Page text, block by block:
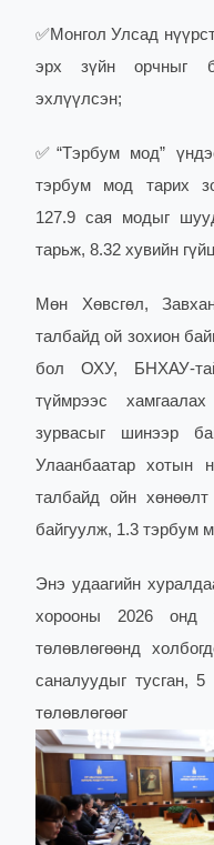
✅Монгол Улсад
эрх зүйн орчныг
эхлүүлсэн;
✅ “Тэрбум мод”
тэрбум мод тарих
127.9 сая модыг
тарьж, 8.32 хувийн
Мөн Хөвсгөл,
талбайд ой зохион
бол ОХУ, БНХАУ-
түймрээс
зурвасыг шинээр
Улаанбаатар хотын
талбайд ойн
байгуулж, 1.3 тэрбум
Энэ удаагийн
хорооны 2026 онд
төлөвлөгөөнд
саналуудыг тусган,
төлөвлөгөөг